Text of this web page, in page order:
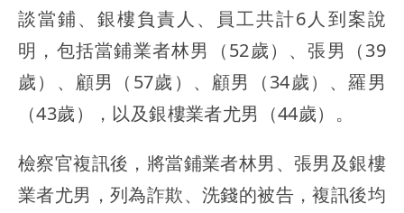
談當鋪、銀樓負責人、員工共計6人到案說
明，包括當鋪業者林男（52歲）、張男（39
歲）、顧男（57歲）、顧男（34歲）、羅男
（43歲），以及銀樓業者尤男（44歲）。
檢察官複訊後，將當鋪業者林男、張男及銀樓
業者尤男，列為詐欺、洗錢的被告，複訊後均